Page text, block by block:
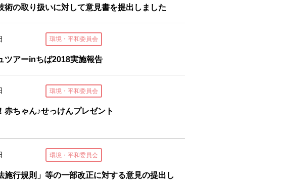
術の取り扱いに対して意見書を提出しました
環境・平和委員会
ツアーinちば2018実施報告
環境・平和委員会
赤ちゃん♪せっけんプレゼント
環境・平和委員会
施行規則」等の一部改正に対する意見の提出し